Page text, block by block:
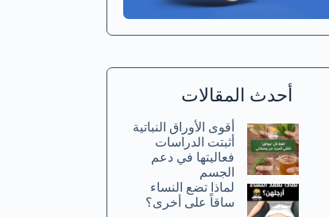
أحدث المقالات
أقوى الأوراق النباتية
أثبتت الدراسات
فعاليتها في دعم
الجسم
لماذا تضع النساء
ساقاً على أخرى؟